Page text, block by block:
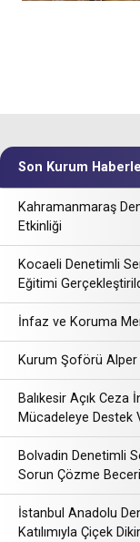
Son Kurum
Kahramanmaraş
Etkinliği
Kocaeli Denetimli
Eğitimi
İnfaz ve Koruma
Kurum Şoförü Alper
Balıkesir Açık Ceza
Mücadeleye Destek
Bolvadin Denetimli
Sorun Çözme
İstanbul Anadolu
Katılımıyla Çiçek